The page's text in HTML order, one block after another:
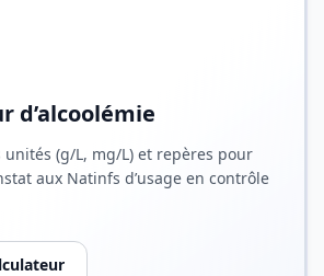
d’alcoolémie
unités (g/L, mg/L) et repères pour
aux Natinfs d’usage en contrôle